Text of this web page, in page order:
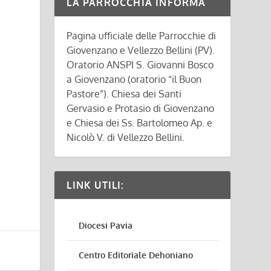
LA PARROCCHIA INFORMA
Pagina ufficiale delle Parrocchie di
Giovenzano e Vellezzo Bellini (PV).
Oratorio ANSPI S. Giovanni Bosco
a Giovenzano (oratorio “il Buon
Pastore”). Chiesa dei Santi
Gervasio e Protasio di Giovenzano
e Chiesa dei Ss. Bartolomeo Ap. e
Nicolò V. di Vellezzo Bellini.
LINK UTILI:
Diocesi Pavia
Centro Editoriale Dehoniano